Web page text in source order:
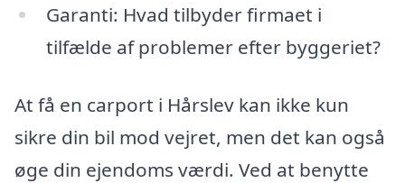
Garanti: Hvad tilbyder firmaet i
tilfælde af problemer efter byggeriet?
At få en carport i Hårslev kan ikke kun
sikre din bil mod vejret, men det kan også
øge din ejendoms værdi. Ved at benytte